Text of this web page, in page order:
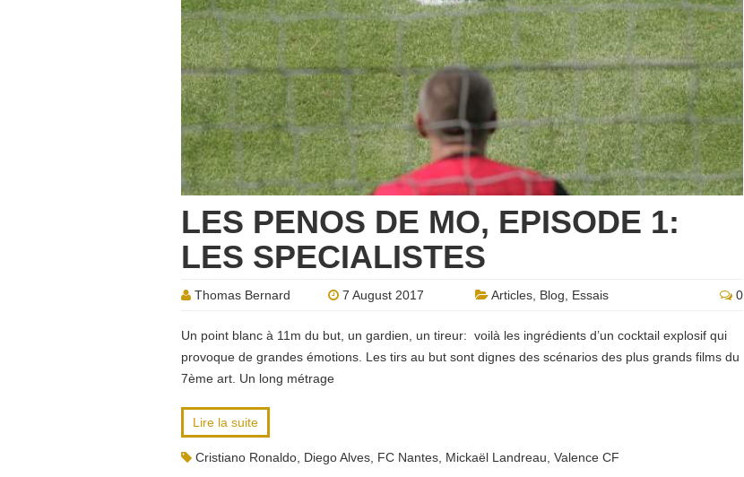
LES PENOS DE MO, EPISODE 1:
LES SPECIALISTES
Thomas Bernard 7 August 2017 Articles Blog Essais 0
Un point blanc à 11m du but, un gardien, un tireur: voilà les ingrédients d’un cocktail explosif qui
provoque de grandes émotions. Les tirs au but sont dignes des scénarios des plus grands films du
7ème art. Un long métrage
Lire la suite
Cristiano Ronaldo Diego Alves FC Nantes Mickaël Landreau Valence CF